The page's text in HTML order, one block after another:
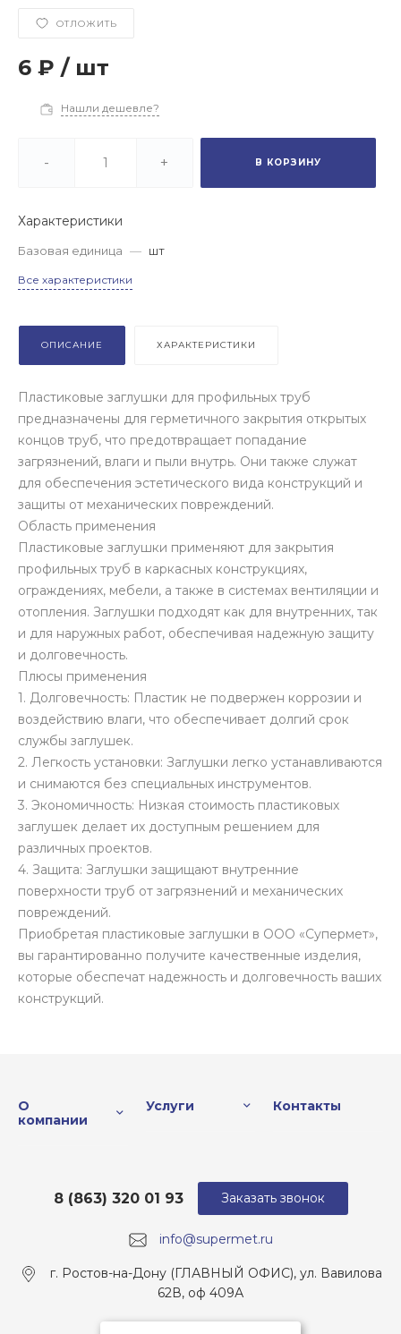
ОТЛОЖИТЬ
6 ₽ / шт
Нашли дешевле?
- + В КОРЗИНУ
Характеристики
Базовая единица — шт
Все характеристики
ОПИСАНИЕ ХАРАКТЕРИСТИКИ
Пластиковые заглушки для профильных труб
предназначены для герметичного закрытия открытых
концов труб, что предотвращает попадание
загрязнений, влаги и пыли внутрь. Они также служат
для обеспечения эстетического вида конструкций и
защиты от механических повреждений.
Область применения
Пластиковые заглушки применяют для закрытия
профильных труб в каркасных конструкциях,
ограждениях, мебели, а также в системах вентиляции и
отопления. Заглушки подходят как для внутренних, так
и для наружных работ, обеспечивая надежную защиту
и долговечность.
Плюсы применения
1. Долговечность: Пластик не подвержен коррозии и
воздействию влаги, что обеспечивает долгий срок
службы заглушек.
2. Легкость установки: Заглушки легко устанавливаются
и снимаются без специальных инструментов.
3. Экономичность: Низкая стоимость пластиковых
заглушек делает их доступным решением для
различных проектов.
4. Защита: Заглушки защищают внутренние
поверхности труб от загрязнений и механических
повреждений.
Приобретая пластиковые заглушки в ООО «Супермет»,
вы гарантированно получите качественные изделия,
которые обеспечат надежность и долговечность ваших
конструкций.
О
компании
Услуги Контакты
info@supermet.ru
8 (863) 320 01 93
г. Ростов-на-Дону (ГЛАВНЫЙ ОФИС), ул. Вавилова
62В, оф 409А
Заказать звонок